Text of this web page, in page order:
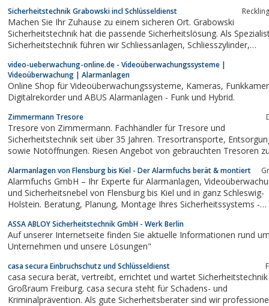
Sicherheitstechnik Grabowski incl Schlüsseldienst
Machen Sie Ihr Zuhause zu einem sicheren Ort. Grabowski
Sicherheitstechnik hat die passende Sicherheitslösung. Als
Sicherheitstechnik führen wir Schliessanlagen, Schliesszylinder,
video-ueberwachung-online.de - Videoüberwachungssysteme |
Videoüberwachung | Alarmanlagen
Online Shop für Videoüberwachungssysteme, Kameras, Funkkameras,
Digitalrekorder und ABUS Alarmanlagen - Funk und Hybrid.
Zimmermann Tresore
Tresore von Zimmermann. Fachhändler für Tresore und
Sicherheitstechnik seit über 35 Jahren. Tresortransporte, Entsorgungen
sowie Notöffnungen. Riesen Angebot von gebrauchten Tresoren
Alarmanlagen von Flensburg bis Kiel - Der Alarmfuchs berät & montiert
Alarmfuchs GmbH – Ihr Experte für Alarmanlagen, Videoüberwachung
und Sicherheitsnebel von Flensburg bis Kiel und in ganz Schleswig-
Holstein. Beratung, Planung, Montage Ihres Sicherheitssystems -
Sie einen kostenlosen Beratungstermin!
ASSA ABLOY Sicherheitstechnik GmbH - Werk Berlin
Auf unserer Internetseite finden Sie aktuelle Informationen rund
Unternehmen und unsere Lösungen"
casa secura Einbruchschutz und Schlüsseldienst
casa secura berät, vertreibt, errichtet und wartet Sicherheitstechnik im
Großraum Freiburg. casa secura steht für Schadens- und
Kriminalprävention. Als gute Sicherheitsberater sind wir